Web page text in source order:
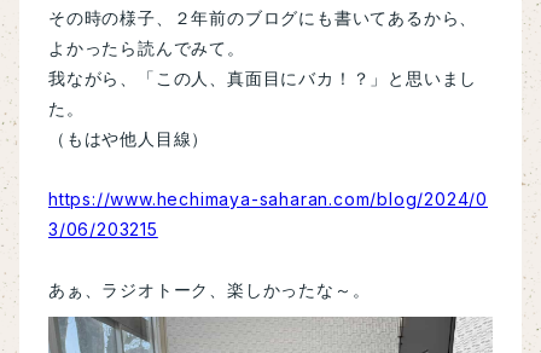
その時の様子、２年前のブログにも書いてあるから、
よかったら読んでみて。
我ながら、「この人、真面目にバカ！？」と思いまし
た。
（もはや他人目線）
https://www.hechimaya-saharan.com/blog/2024/0
3/06/203215
あぁ、ラジオトーク、楽しかったな～。